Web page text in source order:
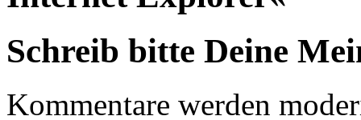
Schreib bitte Deine
Kommentare werden